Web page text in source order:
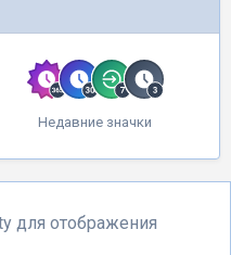
Недавние значки
для отображения